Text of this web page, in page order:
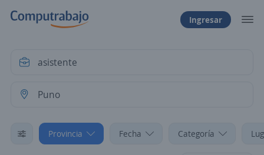
Ingresar
Provincia Fecha Categoría